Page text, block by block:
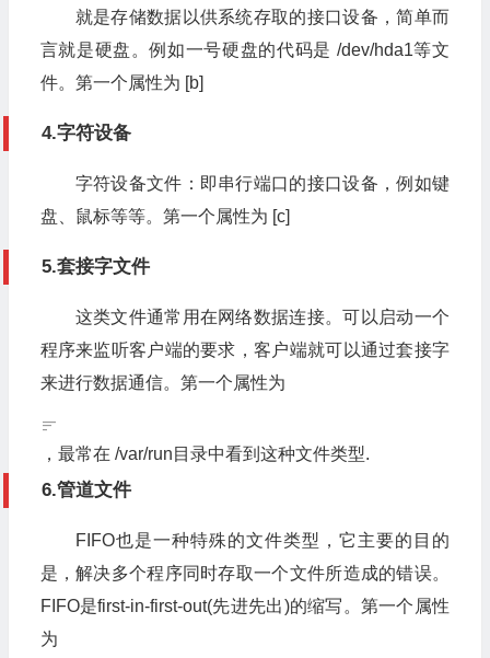
就是存储数据以供系统存取的接口设备，简单而
言就是硬盘。例如一号硬盘的代码是 /dev/hda1等文
件。第一个属性为 [b]
4.字符设备
字符设备文件：即串行端口的接口设备，例如键
盘、鼠标等等。第一个属性为 [c]
5.套接字文件
这类文件通常用在网络数据连接。可以启动一个
程序来监听客户端的要求，客户端就可以通过套接字
来进行数据通信。第一个属性为
，最常在 /var/run目录中看到这种文件类型.
6.管道文件
FIFO也是一种特殊的文件类型，它主要的目的
是，解决多个程序同时存取一个文件所造成的错误。
FIFO是first-in-first-out(先进先出)的缩写。第一个属性
为